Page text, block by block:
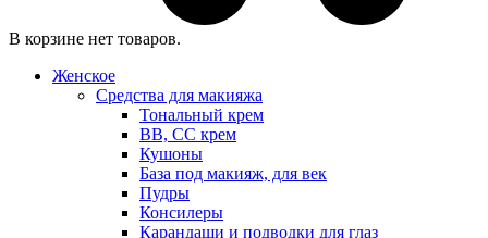
В корзине нет товаров.
Женское
Средства для макияжа
Тональный крем
BB, CC крем
Кушоны
База под макияж, для век
Пудры
Консилеры
Карандаши и подводки для глаз